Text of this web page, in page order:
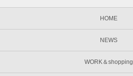
HOME
NEWS
WORK＆shopping